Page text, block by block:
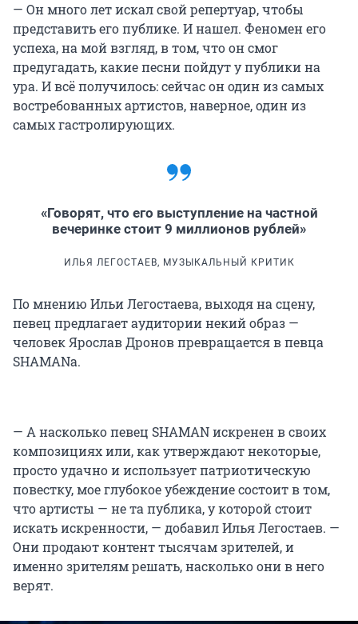
— Он много лет искал свой репертуар, чтобы
представить его публике. И нашел. Феномен его
успеха, на мой взгляд, в том, что он смог
предугадать, какие песни пойдут у публики на
ура. И всё получилось: сейчас он один из самых
востребованных артистов, наверное, один из
самых гастролирующих.
«Говорят, что его выступление на частной
вечеринке стоит 9 миллионов рублей»
ИЛЬЯ ЛЕГОСТАЕВ, МУЗЫКАЛЬНЫЙ КРИТИК
По мнению Ильи Легостаева, выходя на сцену,
певец предлагает аудитории некий образ —
человек Ярослав Дронов превращается в певца
SHAMANа.
— А насколько певец SHAMAN искренен в своих
композициях или, как утверждают некоторые,
просто удачно и использует патриотическую
повестку, мое глубокое убеждение состоит в том,
что артисты — не та публика, у которой стоит
искать искренности, — добавил Илья Легостаев. —
Они продают контент тысячам зрителей, и
именно зрителям решать, насколько они в него
верят.